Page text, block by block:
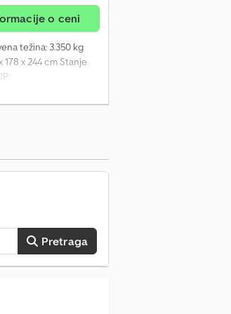
o ceni
težina: 3.350 kg
178 x 244 cm Stanje
Pretraga